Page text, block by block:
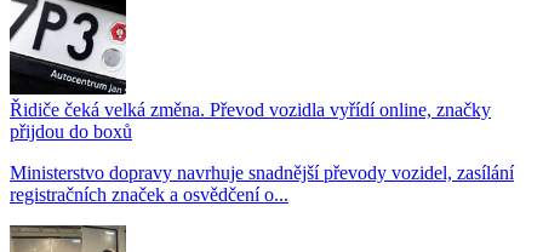
Řidiče čeká velká změna. Převod vozidla vyřídí online, značky
přijdou do boxů
Ministerstvo dopravy navrhuje snadnější převody vozidel, zasílání
registračních značek a osvědčení o...